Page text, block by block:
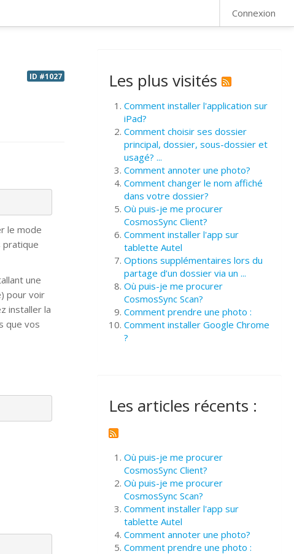
Connexion
ID #1027
le mode
pratique
une
pour voir
installer la
que vos
Les plus visités
Comment installer l'application sur
iPad?
Comment choisir ses dossier
principal, dossier, sous-dossier et
usagé? ...
Comment annoter une photo?
Comment changer le nom affiché
dans votre dossier?
Où puis-je me procurer
CosmosSync Client?
Comment installer l'app sur
tablette Autel
Options supplémentaires lors du
partage d’un dossier via un ...
Où puis-je me procurer
CosmosSync Scan?
Comment prendre une photo :
Comment installer Google Chrome
?
Les articles récents :
Où puis-je me procurer
CosmosSync Client?
Où puis-je me procurer
CosmosSync Scan?
Comment installer l'app sur
tablette Autel
Comment annoter une photo?
Comment prendre une photo :